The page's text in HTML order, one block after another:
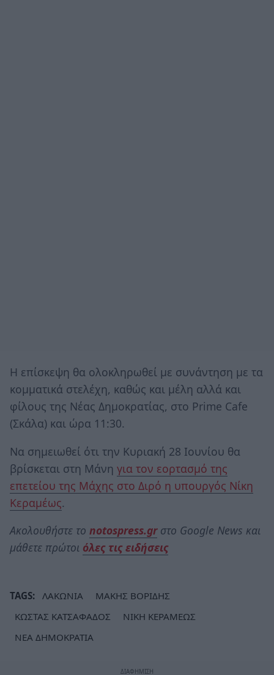
Η επίσκεψη θα ολοκληρωθεί με συνάντηση με τα
κομματικά στελέχη, καθώς και μέλη αλλά και
φίλους της Νέας Δημοκρατίας, στο Prime Cafe
(Σκάλα) και ώρα 11:30.
Να σημειωθεί ότι την Κυριακή 28 Ιουνίου θα
βρίσκεται στη Μάνη για τον εορτασμό της
επετείου της Μάχης στο Διρό η υπουργός Νίκη
Κεραμέως.
Ακολουθήστε το notospress.grστο Google News και
μάθετε πρώτοι όλες τις ειδήσεις
TAGS: ΛΑΚΩΝΙΑ
ΜΑΚΗΣ ΒΟΡΙΔΗΣ
ΚΩΣΤΑΣ ΚΑΤΣΑΦΑΔΟΣ
ΝΙΚΗ ΚΕΡΑΜΕΩΣ
ΝΕΑ ΔΗΜΟΚΡΑΤΙΑ